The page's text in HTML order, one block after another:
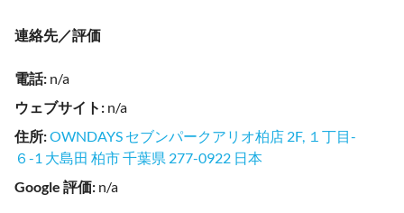
連絡先／評価
電話: n/a
ウェブサイト : n/a
住所:OWNDAYS セブンパークアリオ柏店 2F, １丁目-
６-1 大島田 柏市 千葉県 277-0922 日本
Google 評価: n/a